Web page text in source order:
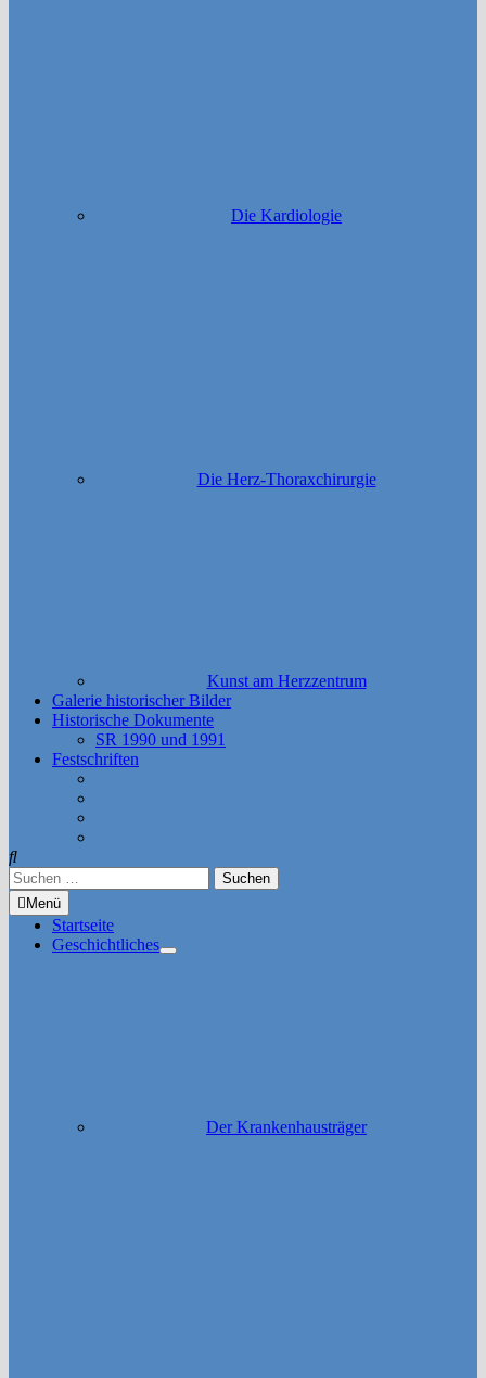
Die Kardiologie
Die Herz-Thoraxchirurgie
Kunst am Herzzentrum
Galerie historischer Bilder
Historische Dokumente
SR 1990 und 1991
Festschriften
Suchen
nach:Menü
Startseite
Geschichtliches
Untermenü
Der Krankenhausträger